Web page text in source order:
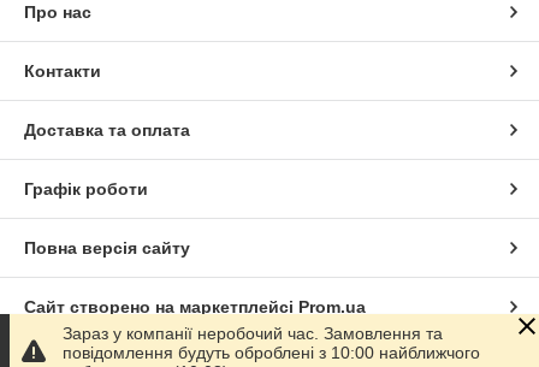
Про нас
Контакти
Доставка та оплата
Графік роботи
Повна версія сайту
Сайт створено на маркетплейсі Prom.ua
Зараз у компанії неробочий час. Замовлення та
повідомлення будуть оброблені з 10:00 найближчого